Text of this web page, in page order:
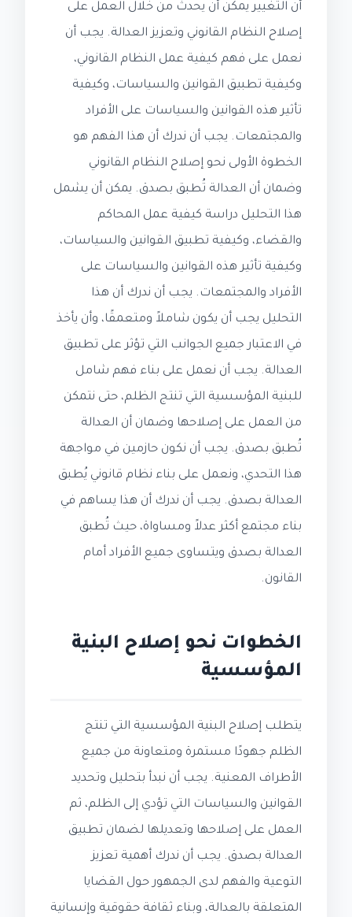
أن التغيير يمكن أن يحدث من خلال العمل على
إصلاح النظام القانوني وتعزيز العدالة. يجب أن
نعمل على فهم كيفية عمل النظام القانوني،
وكيفية تطبيق القوانين والسياسات، وكيفية
تأثير هذه القوانين والسياسات على الأفراد
والمجتمعات. يجب أن ندرك أن هذا الفهم هو
الخطوة الأولى نحو إصلاح النظام القانوني
وضمان أن العدالة تُطبق بصدق. يمكن أن يشمل
هذا التحليل دراسة كيفية عمل المحاكم
والقضاء، وكيفية تطبيق القوانين والسياسات،
وكيفية تأثير هذه القوانين والسياسات على
الأفراد والمجتمعات. يجب أن ندرك أن هذا
التحليل يجب أن يكون شاملاً ومتعمقًا، وأن يأخذ
في الاعتبار جميع الجوانب التي تؤثر على تطبيق
العدالة. يجب أن نعمل على بناء فهم شامل
للبنية المؤسسية التي تنتج الظلم، حتى نتمكن
من العمل على إصلاحها وضمان أن العدالة
تُطبق بصدق. يجب أن نكون حازمين في مواجهة
هذا التحدي، ونعمل على بناء نظام قانوني يُطبق
العدالة بصدق. يجب أن ندرك أن هذا يساهم في
بناء مجتمع أكثر عدلاً ومساواة، حيث تُطبق
العدالة بصدق ويتساوى جميع الأفراد أمام
القانون.
الخطوات نحو إصلاح البنية
المؤسسية
يتطلب إصلاح البنية المؤسسية التي تنتج
الظلم جهودًا مستمرة ومتعاونة من جميع
الأطراف المعنية. يجب أن نبدأ بتحليل وتحديد
القوانين والسياسات التي تؤدي إلى الظلم، ثم
العمل على إصلاحها وتعديلها لضمان تطبيق
العدالة بصدق. يجب أن ندرك أهمية تعزيز
التوعية والفهم لدى الجمهور حول القضايا
المتعلقة بالعدالة، وبناء ثقافة حقوقية وإنسانية